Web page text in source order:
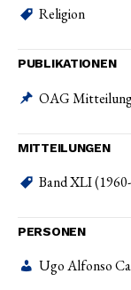
Religion
PUBLIKATIONEN
OAG
MITTEILUNGEN
Band XLI
PERSONEN
Ugo Alfonso